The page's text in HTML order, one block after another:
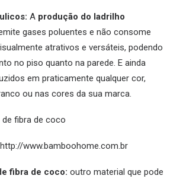
A produção do ladrilho
gases poluentes e não consome
atrativos e versáteis, podendo
no piso quanto na parede. E ainda
em praticamente qualquer cor,
ou nas cores da sua marca.
www.bamboohome.com.br
fibra de coco: outro material que pode